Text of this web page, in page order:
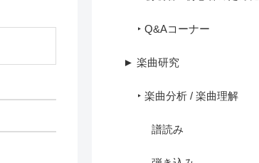
‣ Q&Aコーナー
► 楽曲研究
‣ 楽曲分析 / 楽曲理解
譜読み